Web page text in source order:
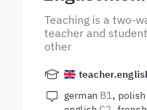
Teaching is a two-
teacher and
other
german B1 polish